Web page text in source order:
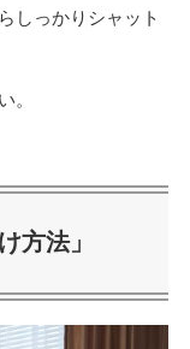
しっかりシャット
。
方法」